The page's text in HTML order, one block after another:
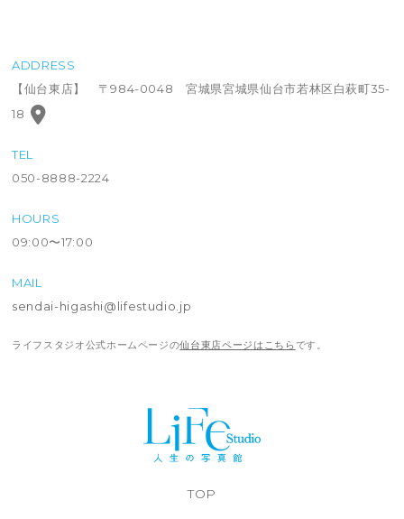
ADDRESS
【仙台東店】 〒984-0048 宮城県宮城県仙台市若林区白萩町35-
18
TEL
050-8888-2224
HOURS
09:00〜17:00
MAIL
sendai-higashi@lifestudio.jp
ライフスタジオ公式ホームページの仙台東店ページはこちら です。
TOP